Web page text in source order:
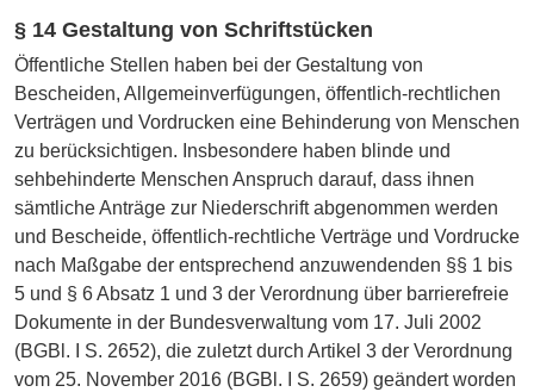
§ 14 Gestaltung von Schriftstücken
Öffentliche Stellen haben bei der Gestaltung von
Bescheiden, Allgemeinverfügungen, öffentlich-rechtlichen
Verträgen und Vordrucken eine Behinderung von Menschen
zu berücksichtigen. Insbesondere haben blinde und
sehbehinderte Menschen Anspruch darauf, dass ihnen
sämtliche Anträge zur Niederschrift abgenommen werden
und Bescheide, öffentlich-rechtliche Verträge und Vordrucke
nach Maßgabe der entsprechend anzuwendenden §§ 1 bis
5 und § 6 Absatz 1 und 3 der Verordnung über barrierefreie
Dokumente in der Bundesverwaltung vom 17. Juli 2002
(BGBl. I S. 2652), die zuletzt durch Artikel 3 der Verordnung
vom 25. November 2016 (BGBl. I S. 2659) geändert worden